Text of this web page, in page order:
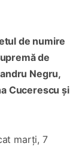
de numire
de
Negru,
Cucerescu și
marți, 7